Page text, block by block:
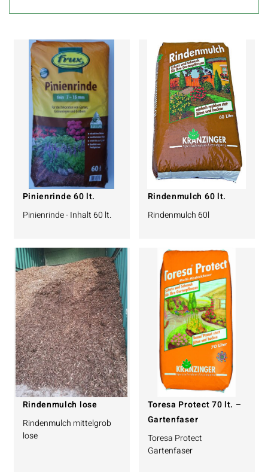
Pinienrinde 60 lt.
Pinienrinde - Inhalt 60 lt.
Rindenmulch 60 lt.
Rindenmulch 60l
Rindenmulch lose
Rindenmulch mittelgrob
lose
Toresa Protect 70 lt. –
Gartenfaser
Toresa Protect
Gartenfaser